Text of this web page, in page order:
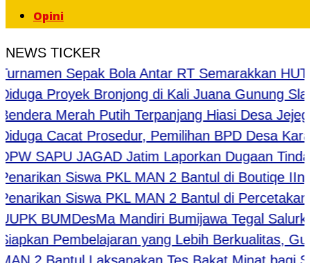
Opini
NEWS TICKER
Sepak Bola Antar RT Semarakkan HUT
Proyek Bronjong di Kali Juana Gunung
Merah Putih Terpanjang Hiasi Desa Jejeg
Cacat Prosedur, Pemilihan BPD Desa
SAPU JAGAD Jatim Laporkan Dugaan Tindak
Siswa PKL MAN 2 Bantul di Boutiqe IIng
Siswa PKL MAN 2 Bantul di Percetakan
BUMDesMa Mandiri Bumijawa Tegal Salurkan
Pembelajaran yang Lebih Berkualitas, Guru